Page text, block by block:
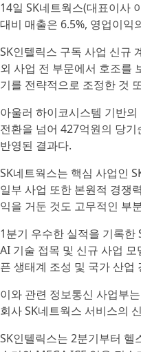
14일 SK네트웍스(대표이사
대비 매출은 6.5%, 영업이익
SK인텔릭스 구독 사업 신규
외 사업 전 부문에서 호조를
기를 전략적으로 조정한 것
아울러 하이코시스템 기반
전환을 넘어 427억원의 당
반영된 결과다.
SK네트웍스는 핵심 사업인
일부 사업 또한 본원적 경쟁
익을 거둔 것도 고무적인 부
1분기 우수한 실적을 기록
AI 기술 접목 및 신규 사업
픈 생태계 조성 및 국가 산
이와 관련 정보통신 사업부
회사 SK네트웍스 서비스의
SK인텔릭스는 2분기부터 헬